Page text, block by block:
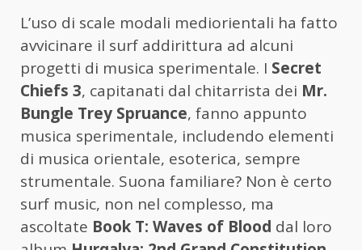
L’uso di scale modali mediorientali ha fatto
avvicinare il surf addirittura ad alcuni
progetti di musica sperimentale. I Secret
Chiefs 3, capitanati dal chitarrista dei Mr.
Bungle Trey Spruance, fanno appunto
musica sperimentale, includendo elementi
di musica orientale, esoterica, sempre
strumentale. Suona familiare? Non è certo
surf music, non nel complesso, ma
ascoltate Book T: Waves of Blood dal loro